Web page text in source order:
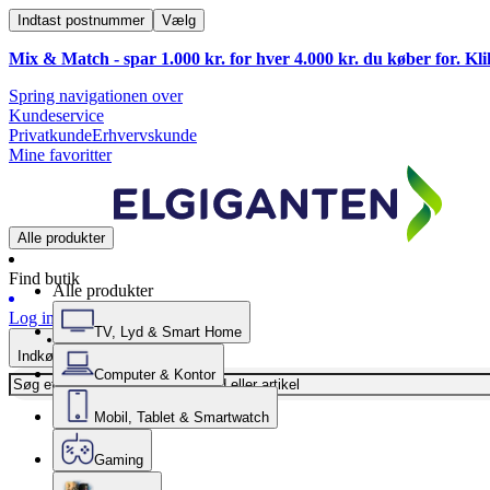
Indtast postnummer Vælg
Mix & Match - spar 1.000 kr. for hver 4.000 kr. du køber for.
Spring navigationen over
Kundeservice
PrivatkundeErhvervskunde
Mine favoritter
Alle produkter
Find butik
Log ind
Indkøbskurv
Alle produkter
TV, Lyd & Smart Home
Computer & Kontor
Mobil, Tablet & Smartwatch
Gaming